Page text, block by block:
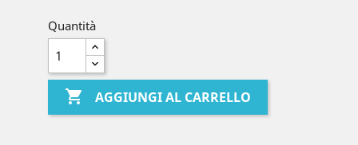
Quantità
 AGGIUNGI AL CARRELLO